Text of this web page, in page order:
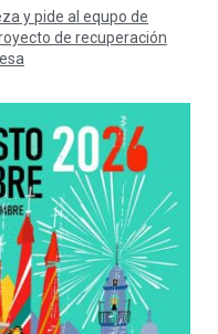
y pide al equpo de
de recuperación